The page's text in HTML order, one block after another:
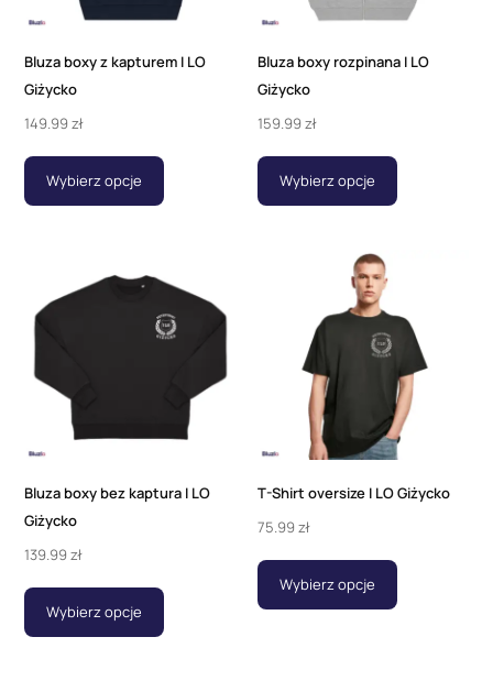
Bluza boxy z kapturem I LO
Giżycko
149.99zł
Wybierz opcje
Bluza boxy rozpinana I LO
Giżycko
159.99 zł
Wybierz opcje
Bluza boxy bez kaptura I LO
Giżycko
139.99zł
Wybierz opcje
T-Shirt oversize I LO Giżycko
75.99 zł
Wybierz opcje